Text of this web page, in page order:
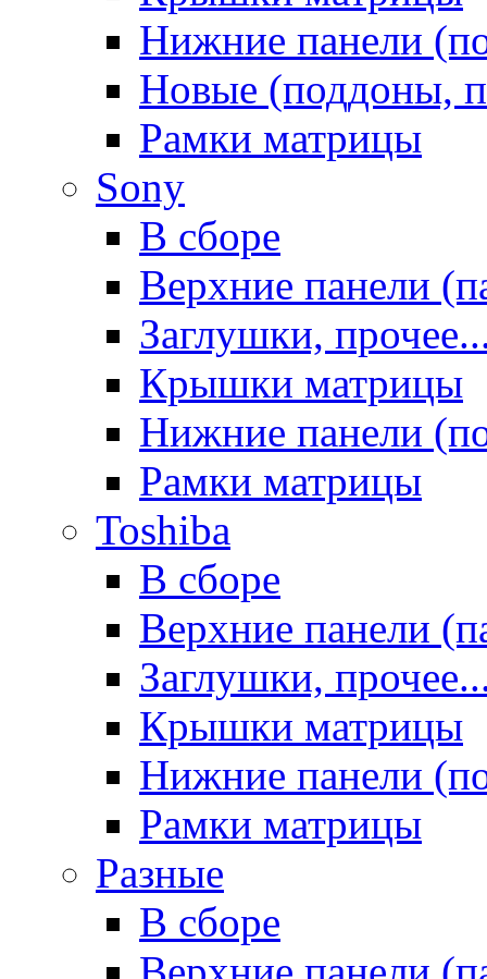
Нижние панели
Новые (поддоны,
Рамки матрицы
Sony
В сборе
Верхние панели
Заглушки,
Крышки матрицы
Нижние панели
Рамки матрицы
Toshiba
В сборе
Верхние панели
Заглушки,
Крышки матрицы
Нижние панели
Рамки матрицы
Разные
В сборе